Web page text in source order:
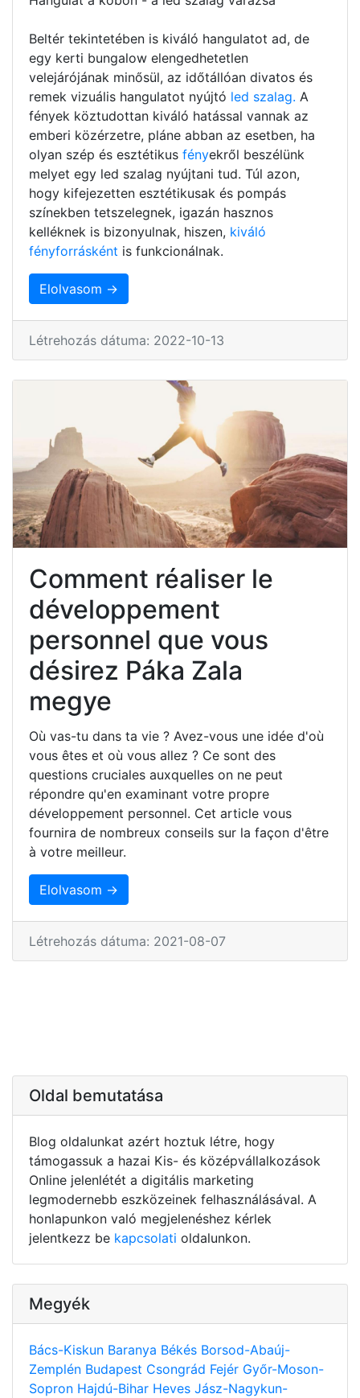
Beltér tekintetében is kiváló hangulatot ad, de
egy kerti bungalow elengedhetetlen
velejárójának minősül, az időtállóan divatos és
remek vizuális hangulatot nyújtó led szalag. A
fények köztudottan kiváló hatással vannak az
emberi közérzetre, pláne abban az esetben, ha
olyan szép és esztétikus fényekről beszélünk
melyet egy led szalag nyújtani tud. Túl azon,
hogy kifejezetten esztétikusak és pompás
színekben tetszelegnek, igazán hasznos
kelléknek is bizonyulnak, hiszen, kiváló
fényforrásként is funkcionálnak.
Elolvasom →
Létrehozás dátuma: 2022-10-13
Comment réaliser le
développement
personnel que vous
désirez Páka Zala
megye
Où vas-tu dans ta vie ? Avez-vous une idée d'où
vous êtes et où vous allez ? Ce sont des
questions cruciales auxquelles on ne peut
répondre qu'en examinant votre propre
développement personnel. Cet article vous
fournira de nombreux conseils sur la façon d'être
à votre meilleur.
Elolvasom →
Létrehozás dátuma: 2021-08-07
Oldal bemutatása
Blog oldalunkat azért hoztuk létre, hogy
támogassuk a hazai Kis- és középvállalkozások
Online jelenlétét a digitális marketing
legmodernebb eszközeinek felhasználásával. A
honlapunkon való megjelenéshez kérlek
jelentkezz be kapcsolati oldalunkon.
Megyék
Bács-Kiskun Baranya Békés Borsod-Abaúj-
Zemplén Budapest Csongrád Fejér Győr-Moson-
Sopron Hajdú-Bihar Heves Jász-Nagykun-